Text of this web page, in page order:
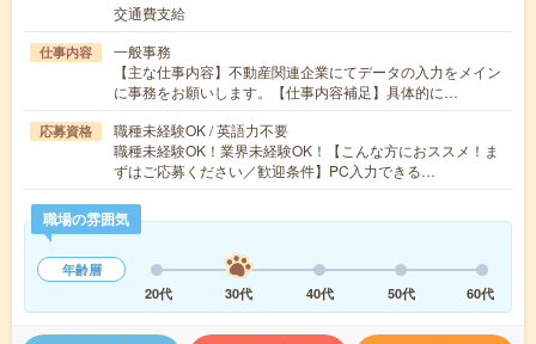
交通費支給
仕事内容
一般事務
【主な仕事内容】不動産関連企業にてデータの入力をメイン
に事務をお願いします。【仕事内容補足】具体的に…
応募資格
職種未経験OK / 英語力不要
職種未経験OK！業界未経験OK！【こんな方におススメ！ま
ずはご応募ください／歓迎条件】PC入力できる…
職場の雰囲気
年齢層
20代
30代 40代 50代 60代